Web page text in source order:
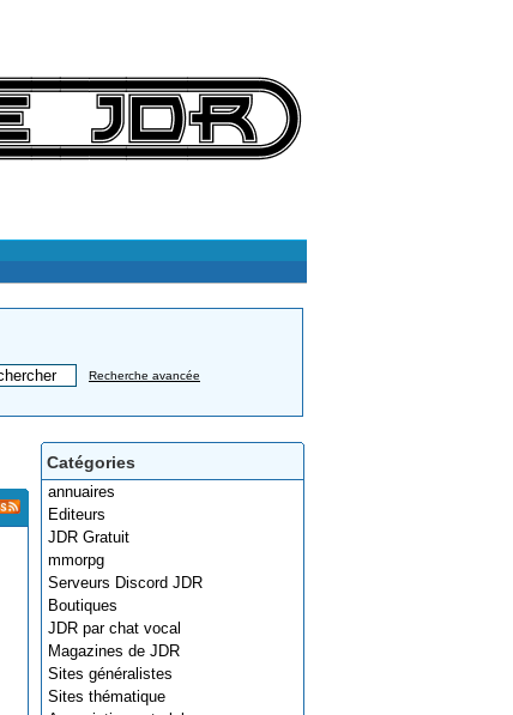
Recherche avancée
Catégories
annuaires
Editeurs
JDR Gratuit
mmorpg
Serveurs Discord JDR
Boutiques
JDR par chat vocal
Magazines de JDR
Sites généralistes
Sites thématique